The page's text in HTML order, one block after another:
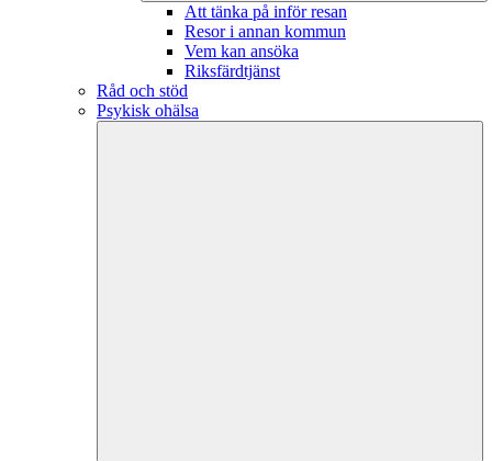
Att tänka på inför resan
Resor i annan kommun
Vem kan ansöka
Riksfärdtjänst
Råd och stöd
Psykisk ohälsa